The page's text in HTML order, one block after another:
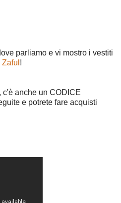
parliamo e vi mostro i vestiti
Zaful !
c'è anche un CODICE
e potrete fare acquisti